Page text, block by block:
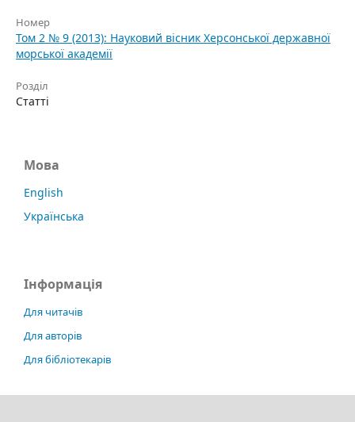
Номер
Том 2 № 9 (2013): Науковий вісник Херсонської державної
морської академії
Розділ
Статті
Мова
English
Українська
Інформація
Для читачів
Для авторів
Для бібліотекарів